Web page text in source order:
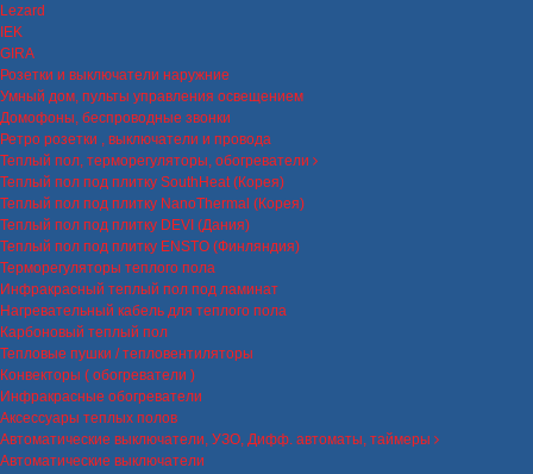
Lezard
IEK
GIRA
Розетки и выключатели наружние
Умный дом, пульты управления освещением
Домофоны, беспроводные звонки
Ретро розетки , выключатели и провода
Теплый пол, терморегуляторы, обогреватели
Теплый пол под плитку SouthHeat (Корея)
Теплый пол под плитку NanoThermal (Корея)
Теплый пол под плитку DEVI (Дания)
Теплый пол под плитку ENSTO (Финляндия)
Терморегуляторы теплого пола
Инфракрасный теплый пол под ламинат
Нагревательный кабель для теплого пола
Карбоновый теплый пол
Тепловые пушки / тепловентиляторы
Конвекторы ( обогреватели )
Инфракрасные обогреватели
Аксессуары теплых полов
Автоматические выключатели, УЗО, Дифф. автоматы, таймеры
Автоматические выключатели